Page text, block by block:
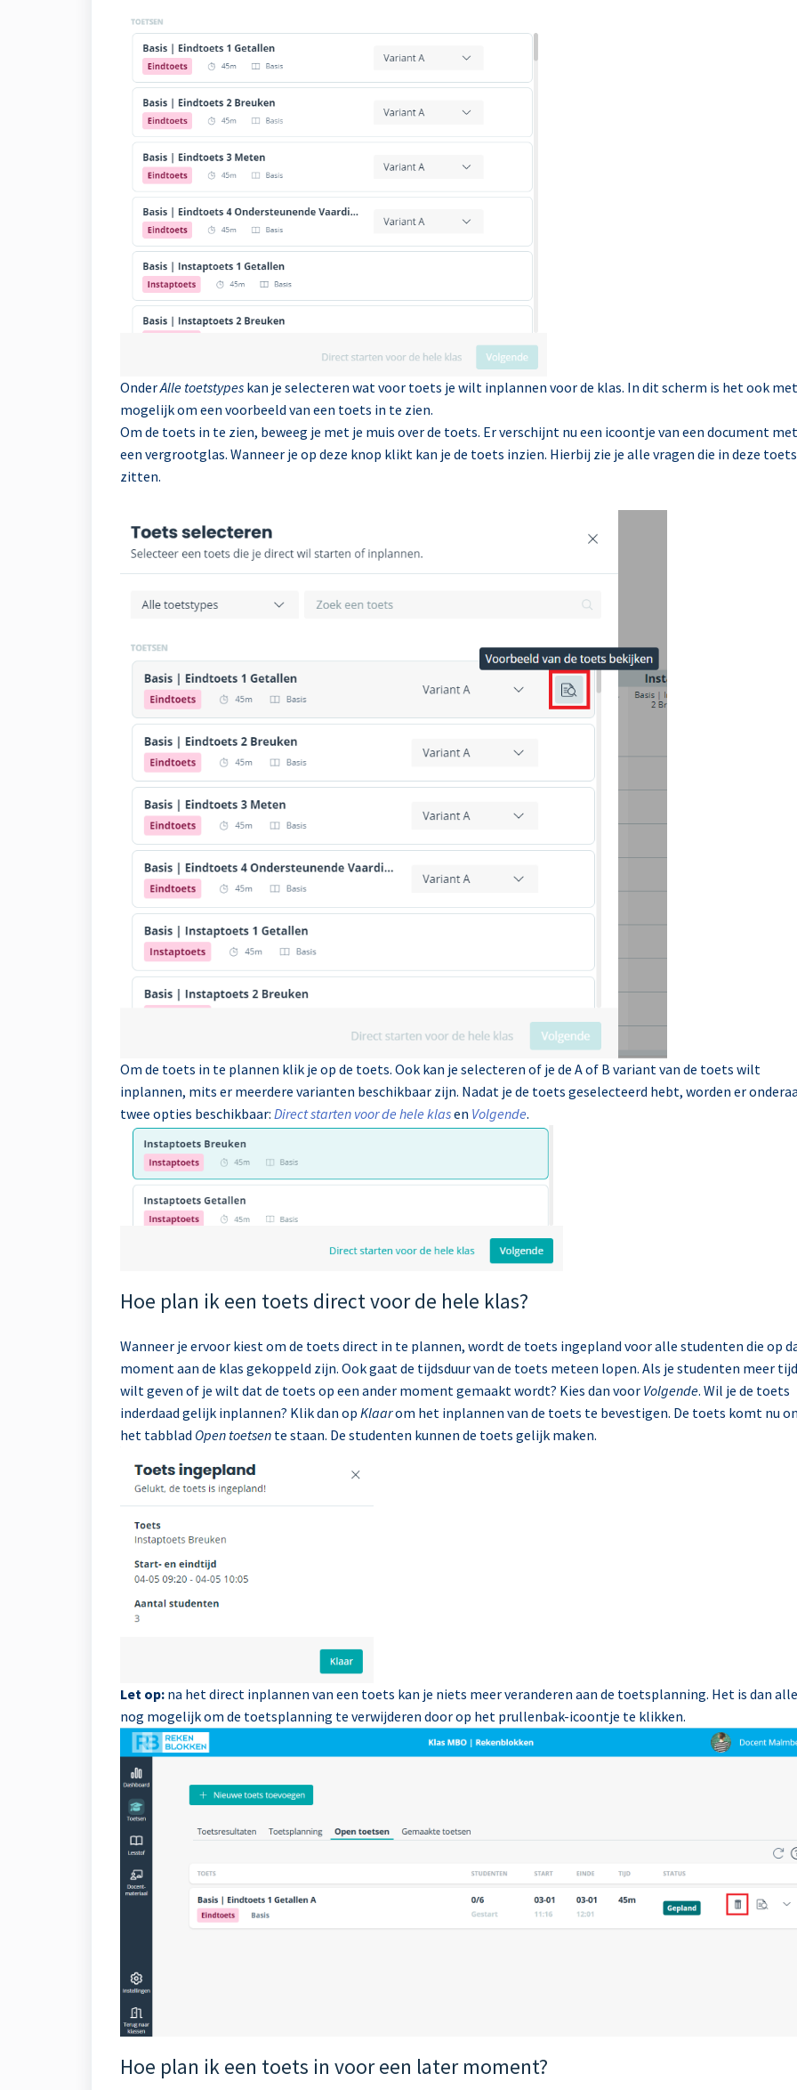
OnderAlle toetstypes kan je selecteren wat voor toets je wilt inplannen voor de klas. In dit scherm is het ook
mogelijk om een voorbeeld van een toets in te zien.
Om de toets in te zien, beweeg je met je muis over de toets. Er verschijnt nu een icoontje van een document met
een vergrootglas. Wanneer je op deze knop klikt kan je de toets inzien. Hierbij zie je alle vragen die in deze toets
zitten.
Om de toets in te plannen klik je op de toets. Ook kan je selecteren of je de A of B variant van de toets wilt
inplannen, mits er meerdere varianten beschikbaar zijn. Nadat je de toets geselecteerd hebt, worden er
twee opties beschikbaar: Direct starten voor de hele klasen Volgende.
Hoe plan ik een toets direct voor de hele klas?
Wanneer je ervoor kiest om de toets direct in te plannen, wordt de toets ingepland voor alle studenten die op
moment aan de klas gekoppeld zijn. Ook gaat de tijdsduur van de toets meteen lopen. Als je studenten meer tijd
wilt geven of je wilt dat de toets op een ander moment gemaakt wordt? Kies dan voor Volgende. Wil je de toets
inderdaad gelijk inplannen? Klik dan op Klaarom het inplannen van de toets te bevestigen. De toets komt nu
het tabblad Open toetsen te staan. De studenten kunnen de toets gelijk maken.
Let op: na het direct inplannen van een toets kan je niets meer veranderen aan de toetsplanning. Het is dan
nog mogelijk om de toetsplanning te verwijderen door op het prullenbak-icoontje te klikken.
Hoe plan ik een toets in voor een later moment?